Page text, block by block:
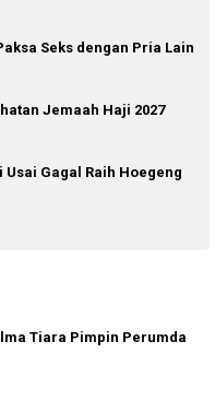
Seks dengan Pria Lain
Jemaah Haji 2027
Usai Gagal Raih Hoegeng
Tiara Pimpin Perumda